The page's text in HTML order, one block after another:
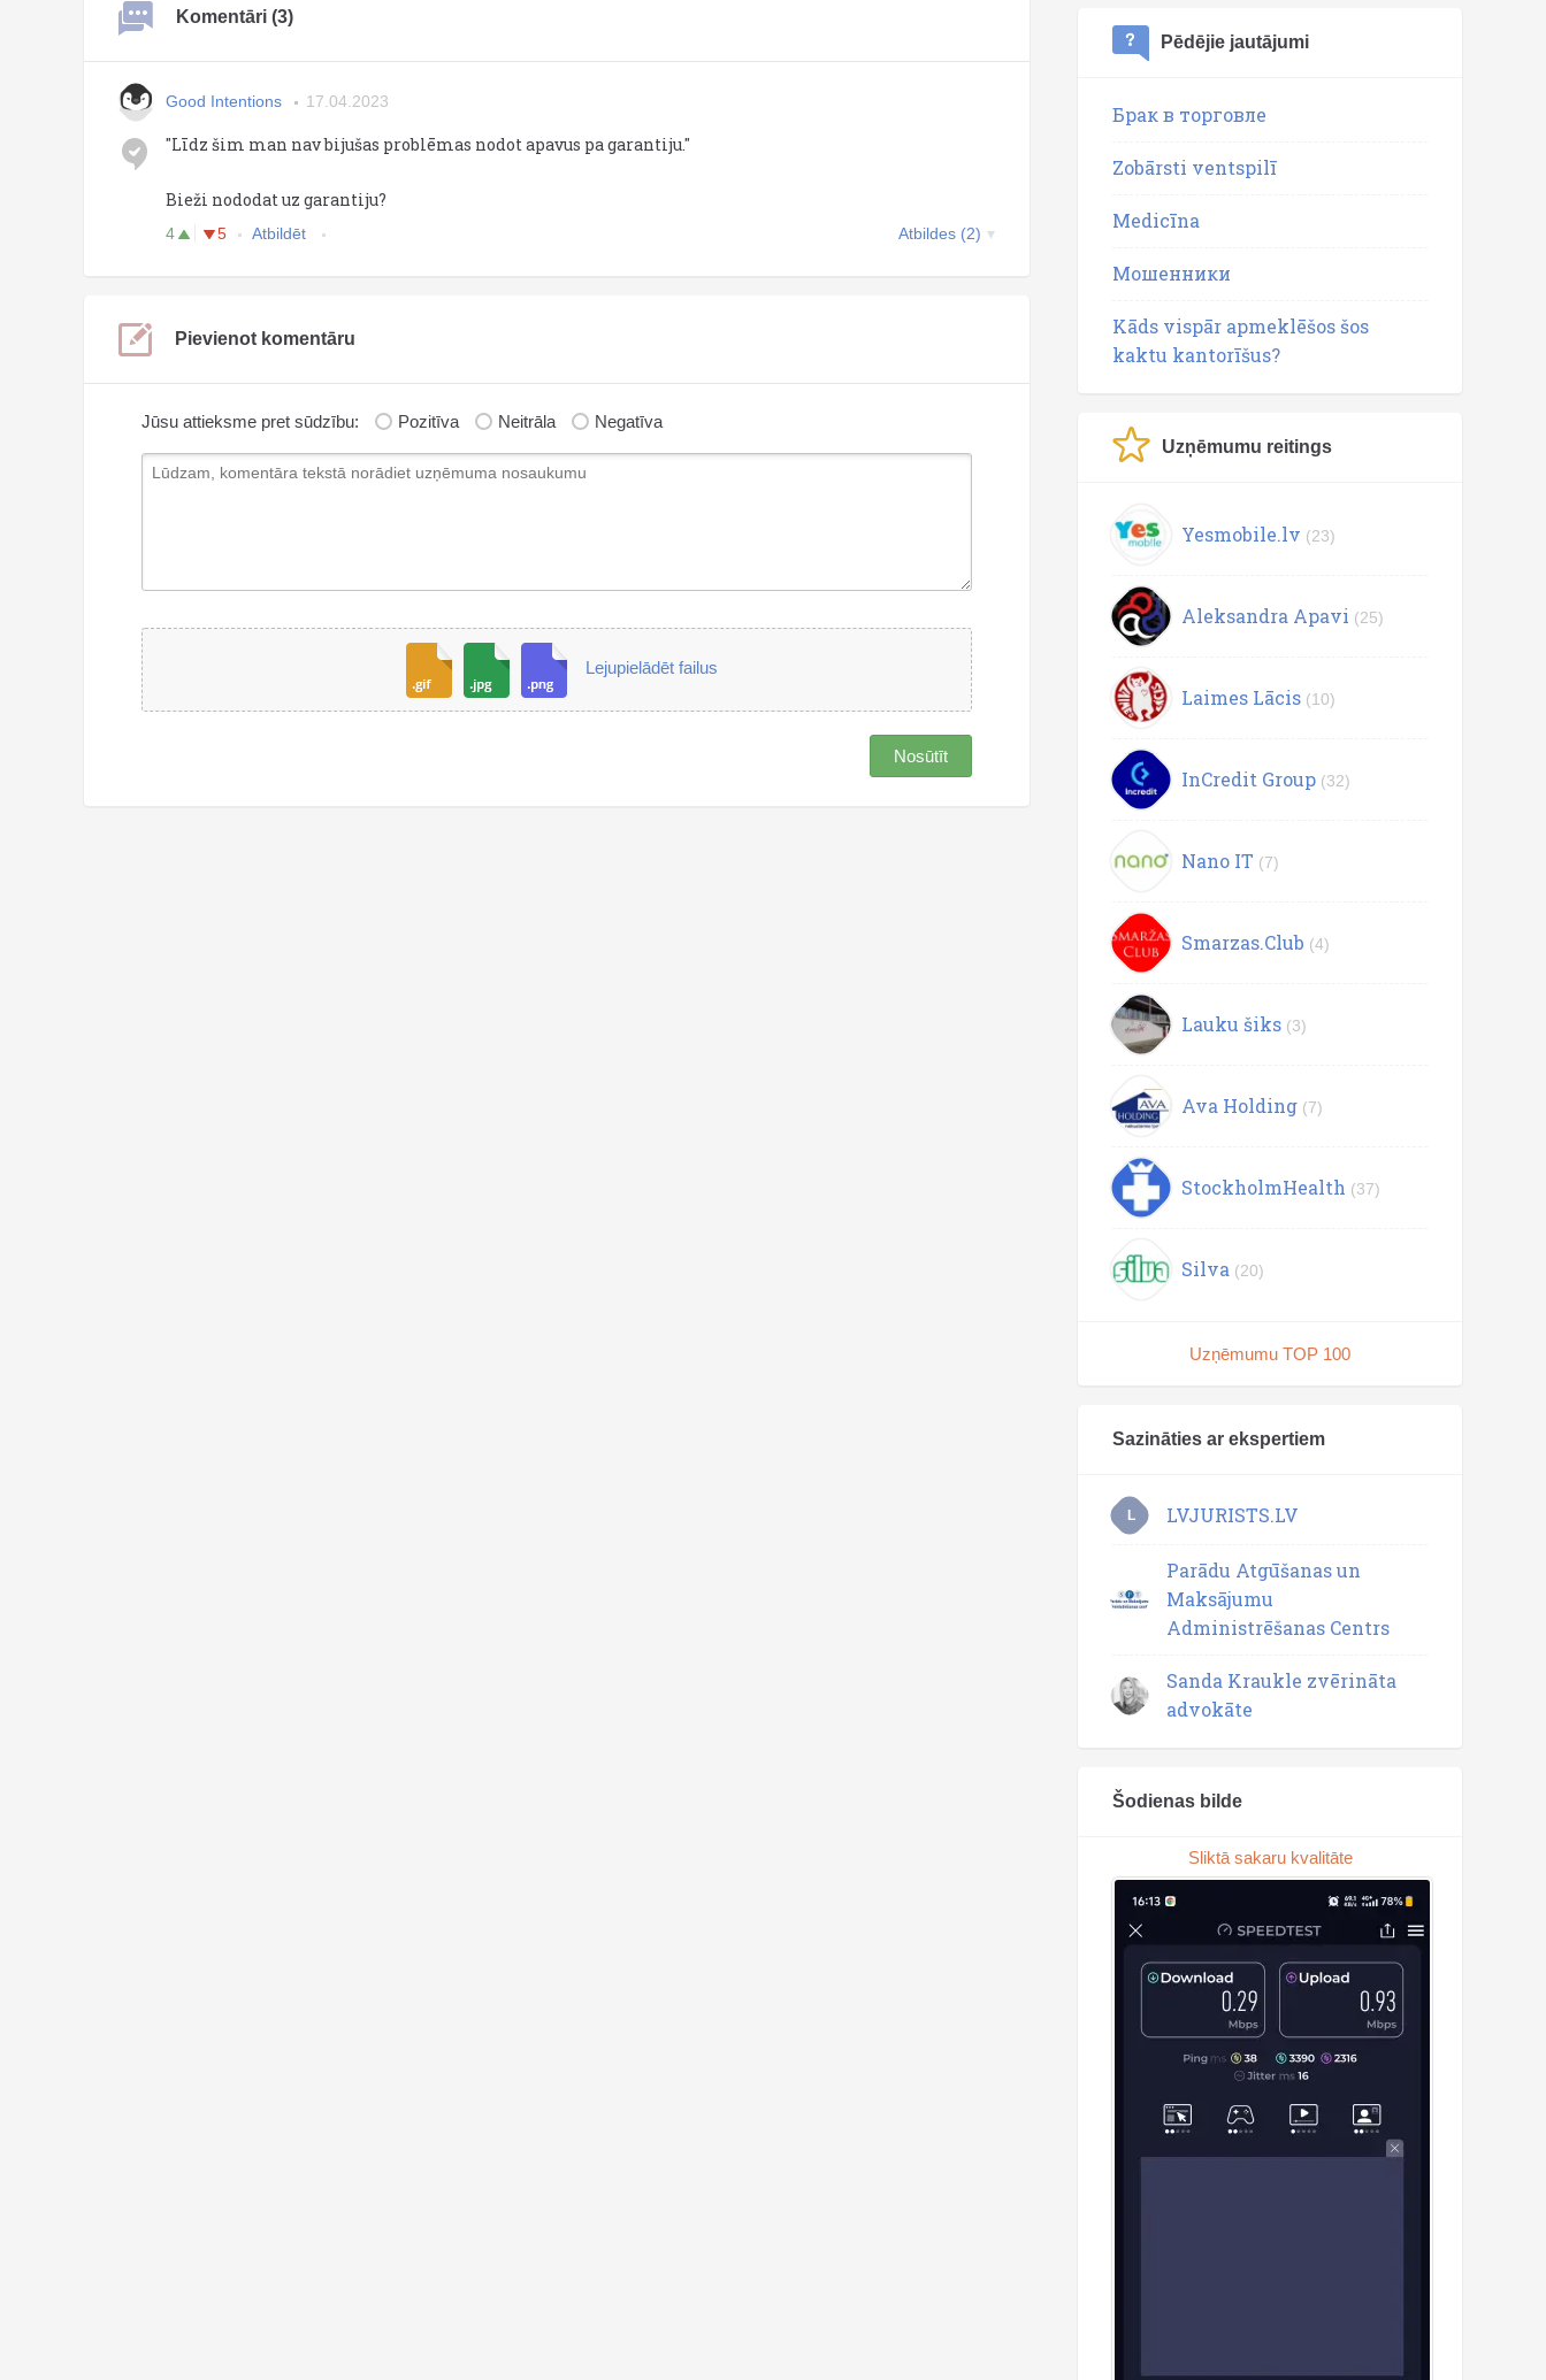
Komentāri (3)
Good Intentions 17.04.2023
"Līdz šim man nav bijušas problēmas nodot apavus pa garantiju."
Bieži nododat uz garantiju?
4 5 Atbildēt Atbildes (2)
Pievienot komentāru
Jūsu attieksme pret sūdzību: Pozitīva Neitrāla Negatīva
Lejupielādēt failus
Nosūtīt
Pēdējie jautājumi
Брак в торговле
Zobārsti ventspilī
Medicīna
Мошенники
Kāds vispār apmeklēšos šos
kaktu kantorīšus?
Uzņēmumu reitings
Yesmobile.lv (23)
Aleksandra Apavi (25)
Laimes Lācis (10)
InCredit Group (32)
Nano IT (7)
Smarzas.Club (4)
Lauku šiks (3)
Ava Holding (7)
StockholmHealth (37)
Silva (20)
Uzņēmumu TOP 100
Sazināties ar ekspertiem
L LVJURISTS.LV
Parādu Atgūšanas un
Maksājumu
Administrēšanas Centrs
Sanda Kraukle zvērināta
advokāte
Šodienas bilde
Sliktā sakaru kvalitāte